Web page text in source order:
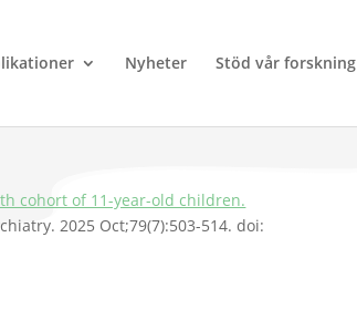
Nyheter Stöd vår forskning
cohort of 11-year-old children.
2025 Oct;79(7):503-514. doi: